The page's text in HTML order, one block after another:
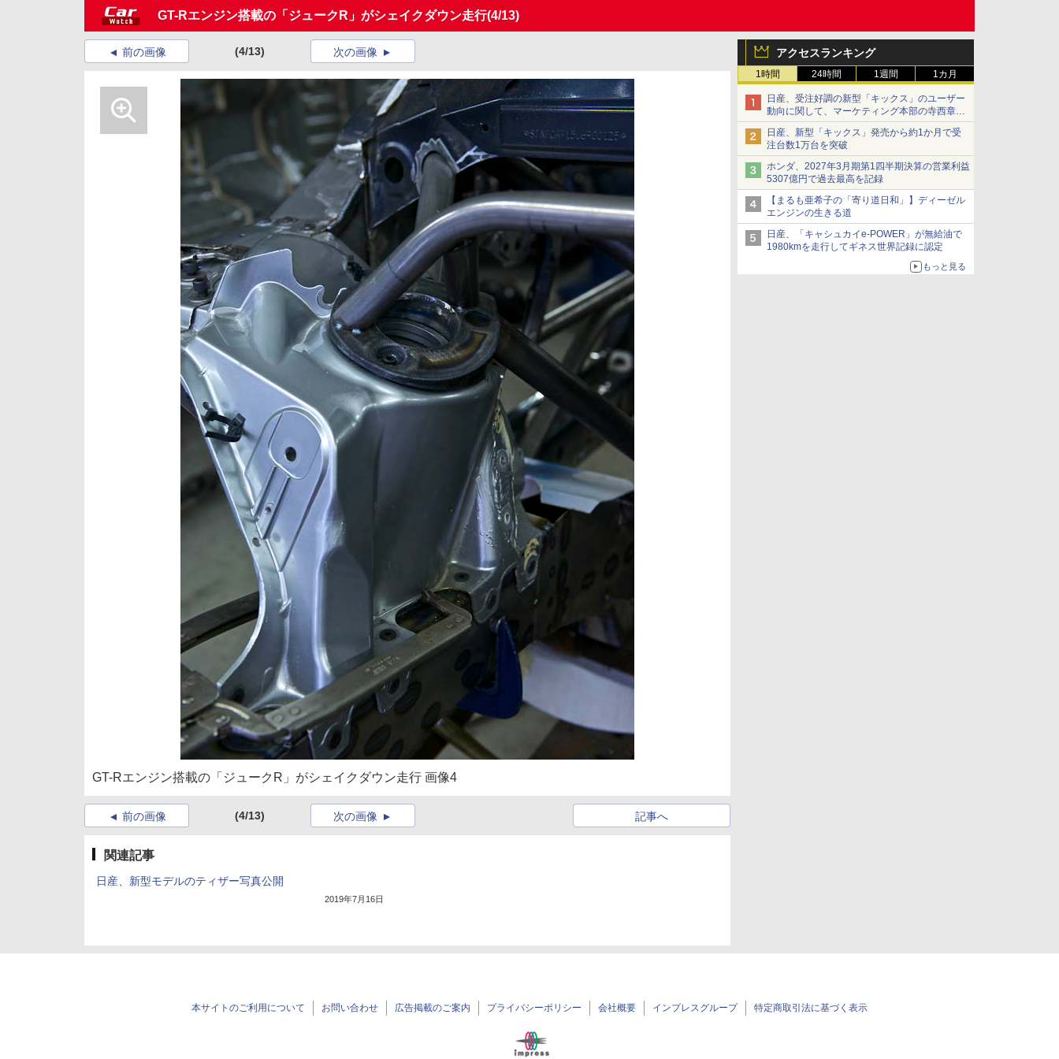
GT-Rエンジン搭載の「ジュークR」がシェイクダウン走行(4/13)
アクセスランキング
1時間 24時間 1週間 1カ月
日産、受注好調の新型「キックス」のユーザー
動向に関して、マーケティング本部の寺西章氏
が解説
日産、新型「キックス」発売から約1か月で受
注台数1万台を突破
ホンダ、2027年3月期第1四半期決算の営業利益
5307億円で過去最高を記録
【まるも亜希子の「寄り道日和」】ディーゼル
エンジンの生きる道
日産、「キャシュカイe-POWER」が無給油で
1980kmを走行してギネス世界記録に認定
もっと見る
前の画像 (4/13) 次の画像
GT-Rエンジン搭載の「ジュークR」がシェイクダウン走行 画像4
前の画像 (4/13) 記事へ
次の画像
関連記事
日産、新型モデルのティザー写真公開
2019年7月16日
本サイトのご利用について お問い合わせ 広告掲載のご案内 プライバシーポリシー 会社概要 インプレスグループ 特定商取引法に基づく表示